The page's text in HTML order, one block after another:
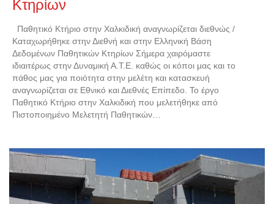
Κτηρίων
Παθητικό Κτήριο στην Χαλκιδική αναγνωρίζεται διεθνώς /
Καταχωρήθηκε στην Διεθνή και στην Ελληνική Βάση
Δεδομένων Παθητικών Κτηρίων Σήμερα χαιρόμαστε
ιδιαιτέρως στην Δυναμική Α.Τ.Ε. καθώς οι κόποι μας και το
πάθος μας για ποιότητα στην μελέτη και κατασκευή
αναγνωρίζεται σε Εθνικό και Διεθνές Επίπεδο. Το έργο
Παθητικό Κτήριο στην Χαλκιδική που μελετήθηκε από
Πιστοποιημένο Μελετητή Παθητικών…